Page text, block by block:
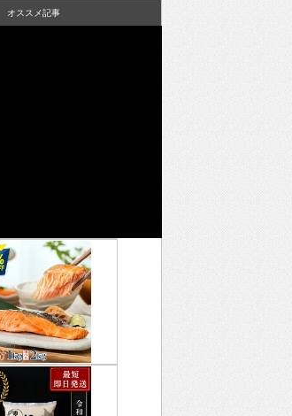
オススメ記事